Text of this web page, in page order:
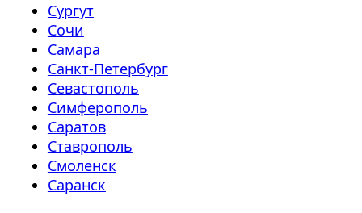
Сургут
Сочи
Самара
Санкт-Петербург
Севастополь
Симферополь
Саратов
Ставрополь
Смоленск
Саранск